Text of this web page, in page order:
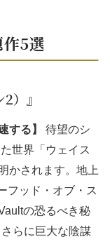
5選
）』
する】
待望のシ
世界「ウェイス
かされます。地上
フッド・オブ・ス
の恐るべき秘
らに巨大な陰謀